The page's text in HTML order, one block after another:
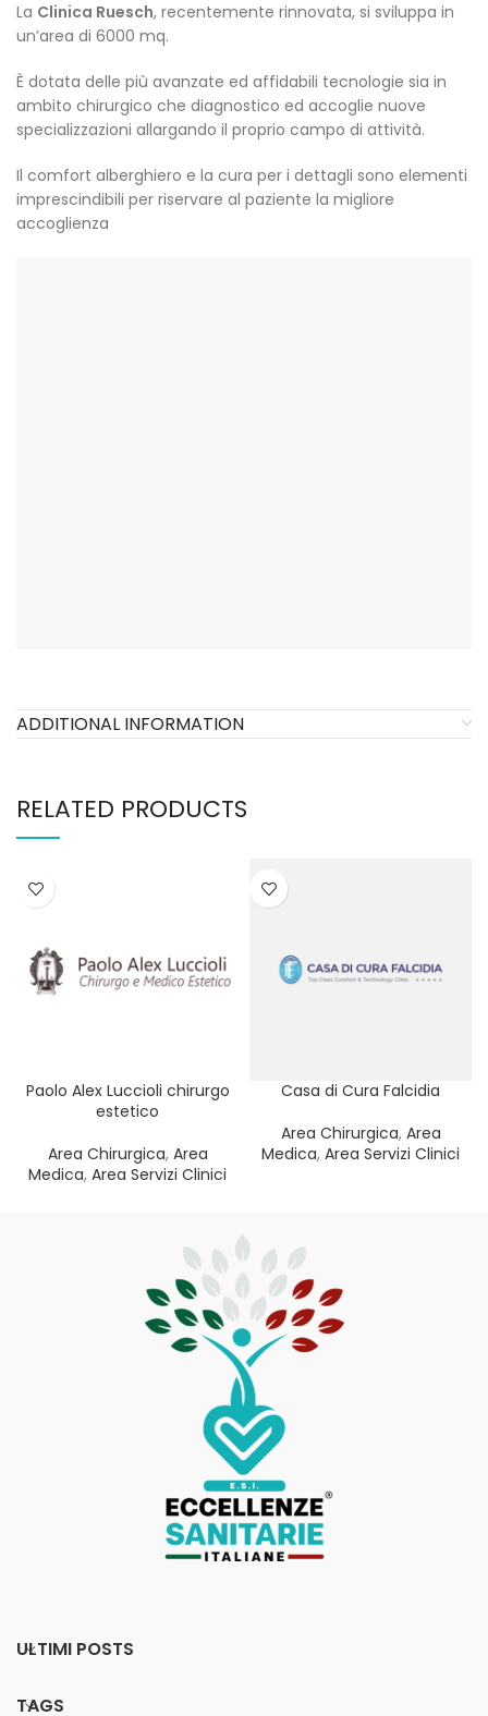
La Clinica Ruesch, recentemente rinnovata, si sviluppa in
un’area di 6000 mq.
È dotata delle più avanzate ed affidabili tecnologie sia in
ambito chirurgico che diagnostico ed accoglie nuove
specializzazioni allargando il proprio campo di attività.
Il comfort alberghiero e la cura per i dettagli sono elementi
imprescindibili per riservare al paziente la migliore
accoglienza
ADDITIONAL INFORMATION
RELATED PRODUCTS
Paolo Alex Luccioli chirurgo
estetico
Area Chirurgica, Area
Medica, Area Servizi Clinici
Casa di Cura Falcidia
Area Chirurgica, Area
Medica, Area Servizi Clinici
ULTIMI POSTS
TAGS